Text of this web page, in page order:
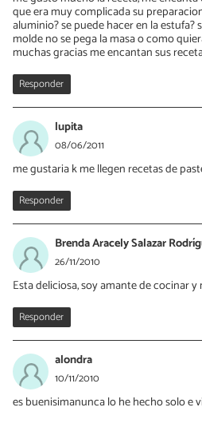
que era muy complicada su
aluminio? se puede hacer en la
molde no se pega la masa o como
muchas gracias me encantan sus
Responder
lupita
08/06/2011
me gustaria k me llegen recetas de
Responder
Brenda Aracely Salazar
26/11/2010
Esta deliciosa, soy amante de cocinar
Responder
alondra
10/11/2010
es buenisimanunca lo he hecho solo e